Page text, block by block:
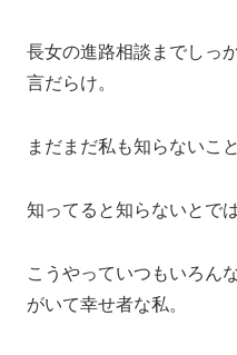
長女の進路相談までしっ
言だらけ。
まだまだ私も知らないこ
知ってると知らないとで
こうやっていつもいろん
がいて幸せ者な私。